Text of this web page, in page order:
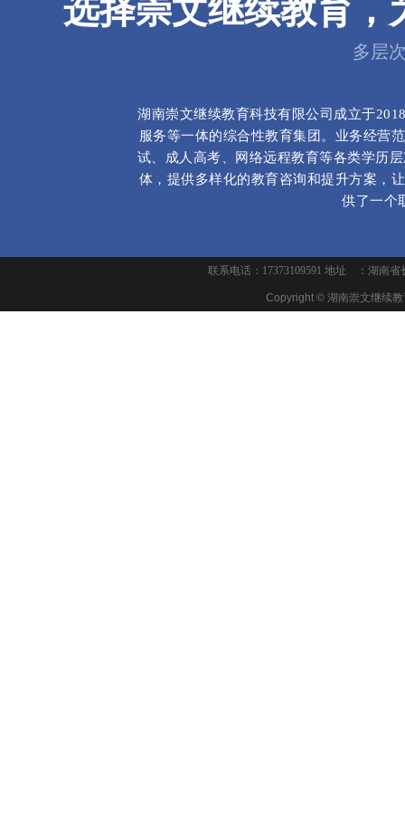
崇
选择崇文继续教育，
多层
湖南崇文继续教育科技有限公司成立于
服务等一体的综合性教育集团。业务经营
试、成人高考、网络远程教育等各类学历
体，提供多样化的教育咨询和提升方案，
供了一个
联系电话：17373109591 地址 ：湖南省
Copyright © 湖南崇文继续